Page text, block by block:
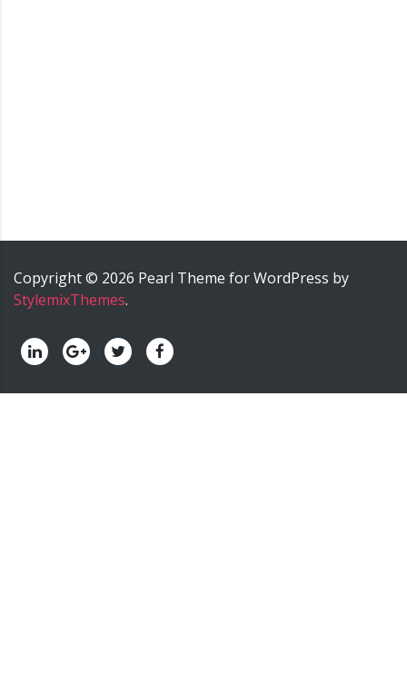
Copyright © 2026 Pearl Theme for WordPress by
StylemixThemes.